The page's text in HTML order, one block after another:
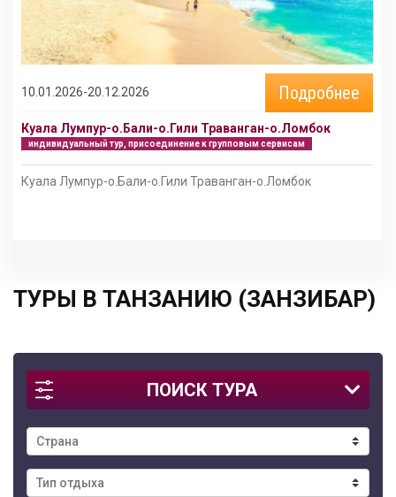
ПОИСК ТУРА
10.01.2026-20.12.2026 Подробнее
Куала Лумпур-о.Бали-о.Гили Траванган-о.Ломбок
индивидуальный тур, присоединение к групповым сервисам
Куала Лумпур-о.Бали-о.Гили Траванган-о.Ломбок
ТУРЫ В ТАНЗАНИЮ (ЗАНЗИБАР)